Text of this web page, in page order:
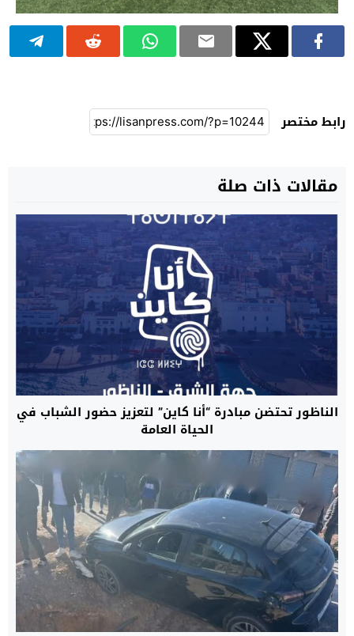
رابط مختصر
مقالات ذات صلة
الناظور تحتضن مبادرة “أنا كاين” لتعزيز حضور الشباب في
الحياة العامة